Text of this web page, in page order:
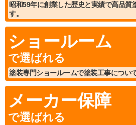
昭和59年に創業した歴史と実績で高品質
す。
ショールーム
で選ばれる
塗装専門ショールームで塗装工事につい
メーカー保障
で選ばれる